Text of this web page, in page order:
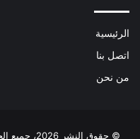
الرئيسية
اتصل بنا
من نحن
© حقوق النشر 2026، جميع الحقوق محفوظة |